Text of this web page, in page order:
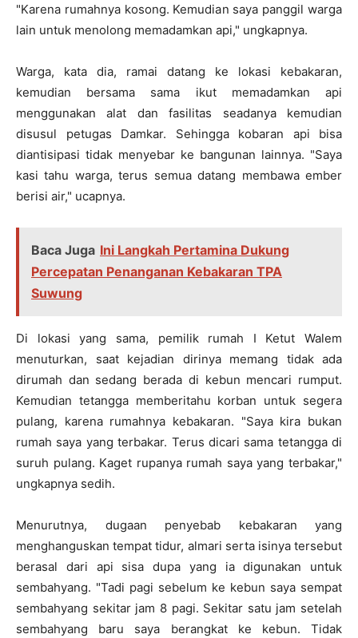
"Karena rumahnya kosong. Kemudian saya panggil warga
lain untuk menolong memadamkan api," ungkapnya.
Warga, kata dia, ramai datang ke lokasi kebakaran,
kemudian bersama sama ikut memadamkan api
menggunakan alat dan fasilitas seadanya kemudian
disusul petugas Damkar. Sehingga kobaran api bisa
diantisipasi tidak menyebar ke bangunan lainnya. "Saya
kasi tahu warga, terus semua datang membawa ember
berisi air," ucapnya.
Baca Juga Ini Langkah Pertamina Dukung
Percepatan Penanganan Kebakaran TPA
Suwung
Di lokasi yang sama, pemilik rumah I Ketut Walem
menuturkan, saat kejadian dirinya memang tidak ada
dirumah dan sedang berada di kebun mencari rumput.
Kemudian tetangga memberitahu korban untuk segera
pulang, karena rumahnya kebakaran. "Saya kira bukan
rumah saya yang terbakar. Terus dicari sama tetangga di
suruh pulang. Kaget rupanya rumah saya yang terbakar,"
ungkapnya sedih.
Menurutnya, dugaan penyebab kebakaran yang
menghanguskan tempat tidur, almari serta isinya tersebut
berasal dari api sisa dupa yang ia digunakan untuk
sembahyang. "Tadi pagi sebelum ke kebun saya sempat
sembahyang sekitar jam 8 pagi. Sekitar satu jam setelah
sembahyang baru saya berangkat ke kebun. Tidak